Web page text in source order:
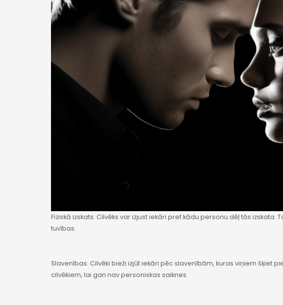
Fiziskā izskats: Cilvēks var izjust iekāri pret kādu personu dēļ tās
tuvības.
Slavenības: Cilvēki bieži izjūt iekāri pēc slavenībām, kuras viņiem šķiet
cilvēkiem, lai gan nav personiskas saiknes.